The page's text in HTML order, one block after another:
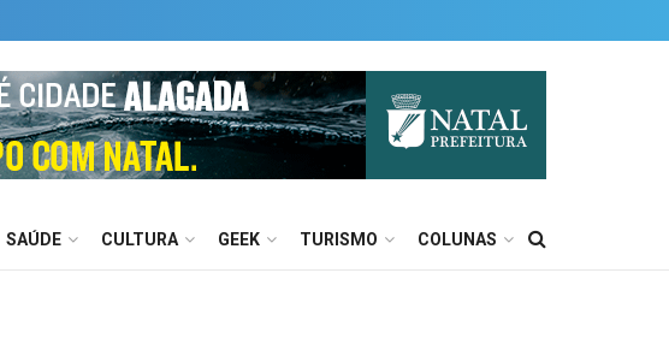
SAÚDE CULTURA GEEK TURISMO COLUNAS